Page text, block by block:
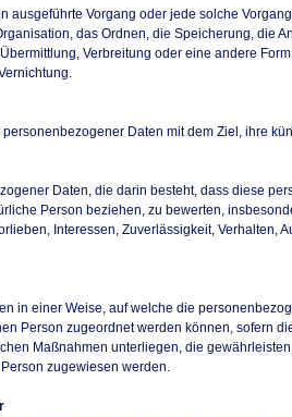
ausgeführte Vorgang oder jede solche
das Ordnen, die Speicherung, die
Verbreitung oder eine andere
Daten mit dem Ziel, ihre
Daten, die darin besteht, dass diese
Person beziehen, zu bewerten,
Interessen, Zuverlässigkeit, Verhalten,
in einer Weise, auf welche die
Person zugeordnet werden können, sofern
Maßnahmen unterliegen, die
zugewiesen werden.